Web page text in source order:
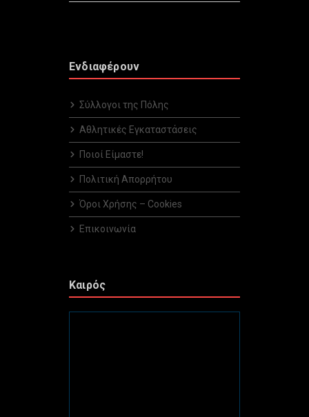
Ενδιαφέρουν
Σύλλογοι της Πόλης
Αθλητικές Εγκαταστάσεις
Ποιοί Είμαστε!
Πολιτική Απορρήτου
Όροι Χρήσης – Cookies
Επικοινωνία
Καιρός